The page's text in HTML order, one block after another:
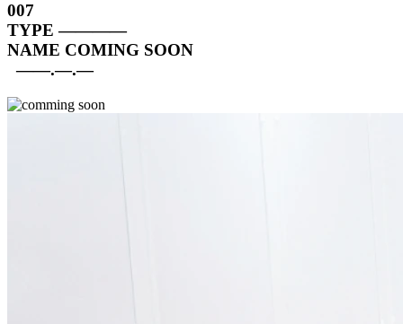
007
TYPE ————
NAME COMING SOON
——.—.—